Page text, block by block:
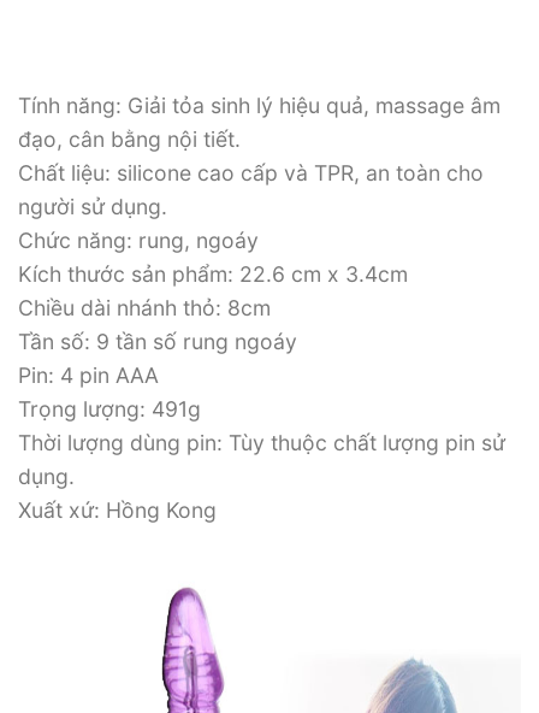
Tính năng: Giải tỏa sinh lý hiệu quả, massage âm
đạo, cân bằng nội tiết.
Chất liệu: silicone cao cấp và TPR, an toàn cho
người sử dụng.
Chức năng: rung, ngoáy
Kích thước sản phẩm: 22.6 cm x 3.4cm
Chiều dài nhánh thỏ: 8cm
Tần số: 9 tần số rung ngoáy
Pin: 4 pin AAA
Trọng lượng: 491g
Thời lượng dùng pin: Tùy thuộc chất lượng pin sử
dụng.
Xuất xứ: Hồng Kong